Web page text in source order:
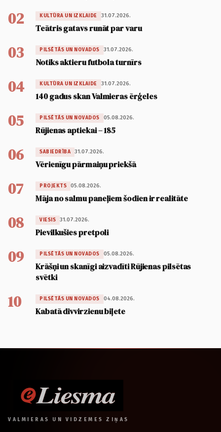
02 KULTŪRA UN IZKLAIDE 31.07.2026.
Teātris gatavs runāt par varu
03 PILSĒTĀS UN NOVADOS 31.07.2026.
Notiks aktieru futbola turnīrs
04 KULTŪRA UN IZKLAIDE 31.07.2026.
140 gadus skan Valmieras ērģeles
05 PILSĒTĀS UN NOVADOS 05.08.2026.
Rūjienas aptiekai – 185
06 SABIEDRĪBA 31.07.2026.
Vērienīgu pārmaiņu priekšā
07 PROJEKTS 05.08.2026.
Māja no salmu paneļiem šodien ir realitāte
08 VIESIS 31.07.2026.
Pievilkušies pretpoli
09 PILSĒTĀS UN NOVADOS 05.08.2026.
Krāšņi un skanīgi aizvadīti Rūjienas pilsētas
svētki
10 PILSĒTĀS UN NOVADOS 04.08.2026.
Kabatā divvirzienu biļete
VALMIERAS UN VIDZEMES ZIŅAS